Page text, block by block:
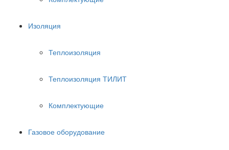
Изоляция
Теплоизоляция
Теплоизоляция ТИЛИТ
Комплектующие
Газовое оборудование